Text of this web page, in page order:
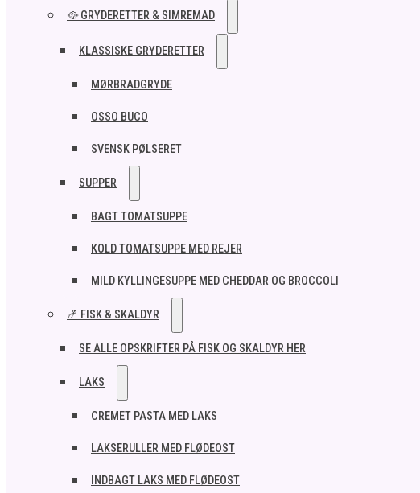
🥘 GRYDERETTER & SIMREMAD
KLASSISKE GRYDERETTER
MØRBRADGRYDE
OSSO BUCO
SVENSK PØLSERET
SUPPER
BAGT TOMATSUPPE
KOLD TOMATSUPPE MED REJER
MILD KYLLINGESUPPE MED CHEDDAR OG BROCCOLI
🍤 FISK & SKALDYR
SE ALLE OPSKRIFTER PÅ FISK OG SKALDYR HER
LAKS
CREMET PASTA MED LAKS
LAKSERULLER MED FLØDEOST
INDBAGT LAKS MED FLØDEOST